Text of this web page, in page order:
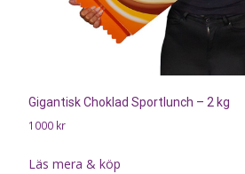
Gigantisk Choklad Sportlunch – 2 kg
1000 kr
Läs mera & köp